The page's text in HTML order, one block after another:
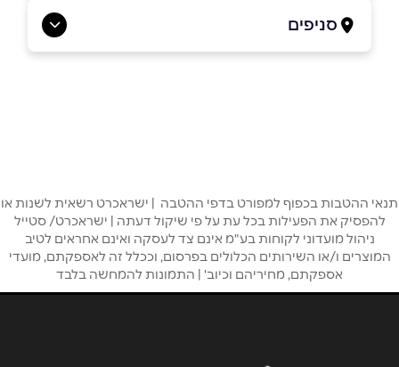
1-700-50-60-70
אימייל*
*
סניפים
אור עקיבא
קניון אורות שדרות הנשיא וייצמן 1
1-700-50-60-70
תנאי ההטבות בכפוף למפורט בדפי ההטבה | ישראכרט רשאית לשנות או
להפסיק את הפעילות בכל עת על פי שיקול דעתה | ישראכרט/ סטייל
ניהול מועדוני לקוחות בע"מ אינם צד לעסקה ואינם אחראים לטיב
המוצרים ו/או השירותים הכלולים בפרסום, וככלל זה לאספקתם, מועדי
אספקתם, מחיריהם וכיוב' | התמונות להמחשה בלבד